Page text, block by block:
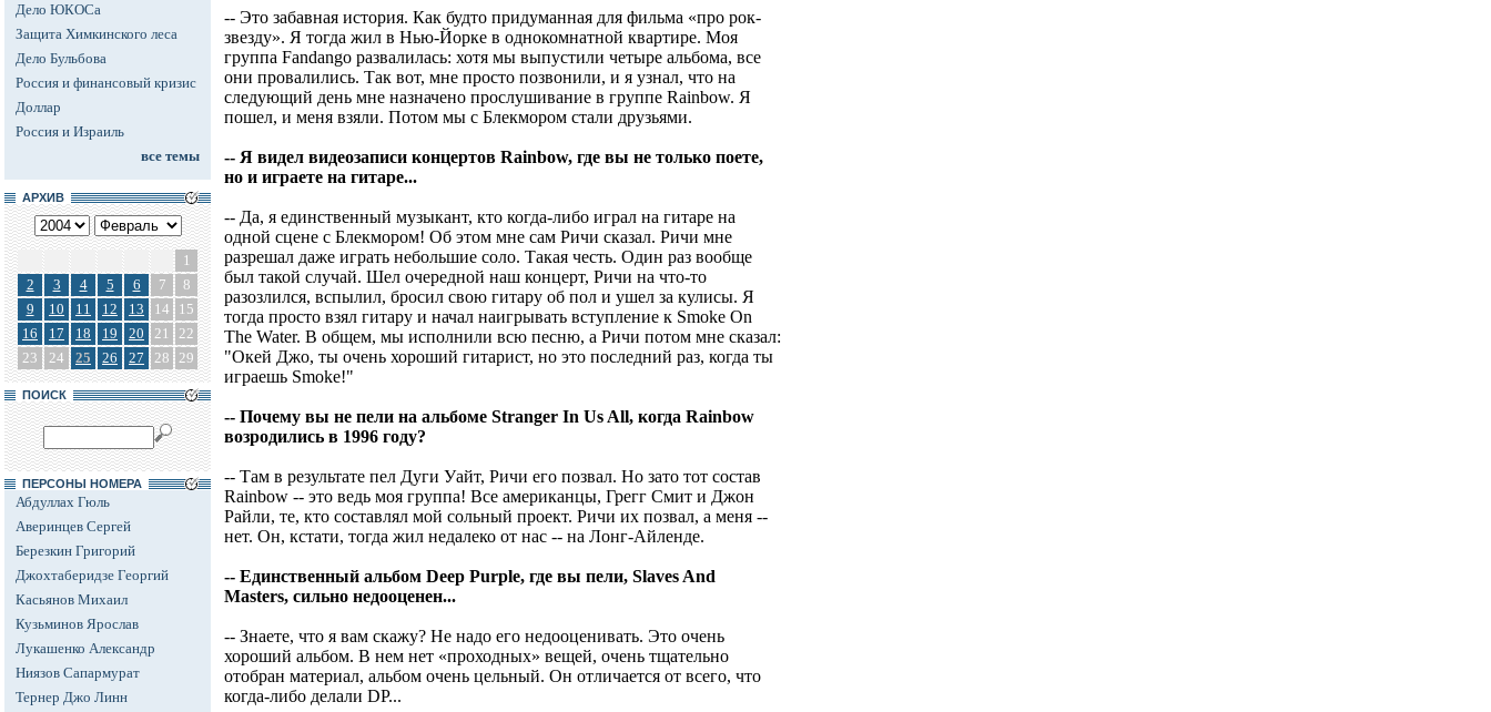
Дело ЮКОСа
Защита Химкинского леса
Дело Бульбова
Россия и финансовый кризис
Доллар
Россия и Израиль
все темы
АРХИВ
1
2
3 4 5 6 7
8
9
10 11 12 13 14
15
16
17 18 19 20 21
22
23
24 25 26 27 28 29
ПОИСК
ПЕРСОНЫ НОМЕРА
Абдуллах Гюль
Аверинцев Сергей
Березкин Григорий
Джохтаберидзе Георгий
Касьянов Михаил
Кузьминов Ярослав
Лукашенко Александр
Ниязов Сапармурат
Тернер Джо Линн
-- Это забавная история. Как будто придуманная для фильма «про рок-
звезду». Я тогда жил в Нью-Йорке в однокомнатной квартире. Моя
группа Fandango развалилась: хотя мы выпустили четыре альбома, все
они провалились. Так вот, мне просто позвонили, и я узнал, что на
следующий день мне назначено прослушивание в группе Rainbow. Я
пошел, и меня взяли. Потом мы с Блекмором стали друзьями.
-- Я видел видеозаписи концертов Rainbow, где вы не только поете,
но и играете на гитаре...
-- Да, я единственный музыкант, кто когда-либо играл на гитаре на
одной сцене с Блекмором! Об этом мне сам Ричи сказал. Ричи мне
разрешал даже играть небольшие соло. Такая честь. Один раз вообще
был такой случай. Шел очередной наш концерт, Ричи на что-то
разозлился, вспылил, бросил свою гитару об пол и ушел за кулисы. Я
тогда просто взял гитару и начал наигрывать вступление к Smoke On
The Water. В общем, мы исполнили всю песню, а Ричи потом мне сказал:
"Окей Джо, ты очень хороший гитарист, но это последний раз, когда ты
играешь Smoke!"
-- Почему вы не пели на альбоме Stranger In Us All, когда Rainbow
возродились в 1996 году?
-- Там в результате пел Дуги Уайт, Ричи его позвал. Но зато тот состав
Rainbow -- это ведь моя группа! Все американцы, Грегг Смит и Джон
Райли, те, кто составлял мой сольный проект. Ричи их позвал, а меня --
нет. Он, кстати, тогда жил недалеко от нас -- на Лонг-Айленде.
-- Единственный альбом Deep Purple, где вы пели, Slaves And
Masters, сильно недооценен...
-- Знаете, что я вам скажу? Не надо его недооценивать. Это очень
хороший альбом. В нем нет «проходных» вещей, очень тщательно
отобран материал, альбом очень цельный. Он отличается от всего, что
когда-либо делали DP...